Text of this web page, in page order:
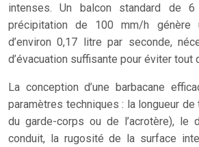
intenses. Un balcon standard de
précipitation de 100 mm/h génère
d’environ 0,17 litre par seconde,
d’évacuation suffisante pour éviter tout
La conception d’une barbacane
paramètres techniques : la longueur
du garde-corps ou de l’acrotère), le
conduit, la rugosité de la surface